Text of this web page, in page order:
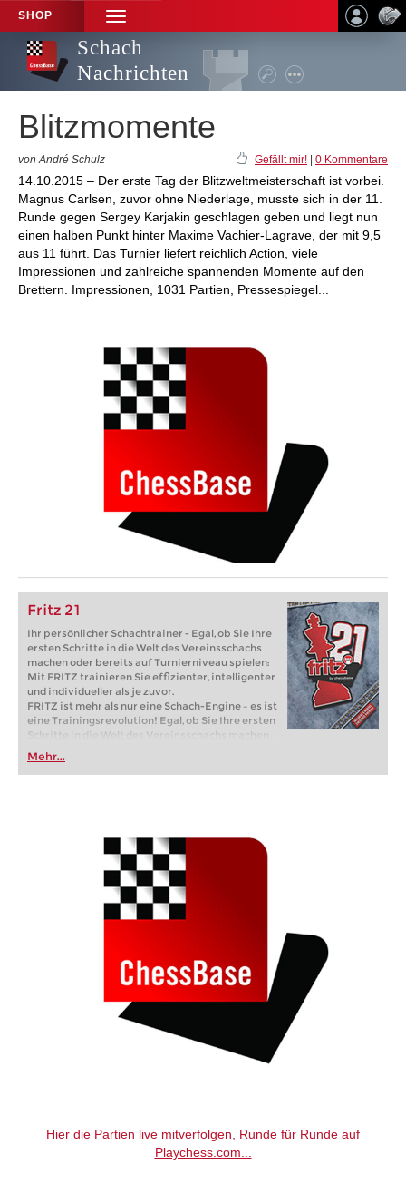
SHOP
TOGGLE
NAVIGATION
Schach
Nachrichten
Blitzmomente
von André Schulz Gefällt mir! 0 Kommentare
14.10.2015 – Der erste Tag der Blitzweltmeisterschaft ist vorbei.
Magnus Carlsen, zuvor ohne Niederlage, musste sich in der 11.
Runde gegen Sergey Karjakin geschlagen geben und liegt nun
einen halben Punkt hinter Maxime Vachier-Lagrave, der mit 9,5
aus 11 führt. Das Turnier liefert reichlich Action, viele
Impressionen und zahlreiche spannenden Momente auf den
Brettern. Impressionen, 1031 Partien, Pressespiegel...
Fritz 21
Ihr persönlicher Schachtrainer - Egal, ob Sie Ihre
ersten Schritte in die Welt des Vereinsschachs
machen oder bereits auf Turnierniveau spielen:
Mit FRITZ trainieren Sie effizienter, intelligenter
und individueller als je zuvor.
FRITZ ist mehr als nur eine Schach-Engine – es ist
eine Trainingsrevolution! Egal, ob Sie Ihre ersten
Schritte in die Welt des Vereinsschachs machen
oder bereits auf Turnierniveau spielen: Mit
FRITZ trainieren Sie effizienter, intelligenter und
individueller als je zuvor.
Mehr...
Hier die Partien live mitverfolgen, Runde für Runde auf
Playchess.com...